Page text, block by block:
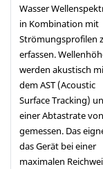
Wasser
in Kombination mit
Strömungsprofilen
erfassen.
werden akustisch
dem AST (Acoustic
Surface Tracking)
einer Abtastrate
gemessen. Das
das Gerät bei einer
maximalen